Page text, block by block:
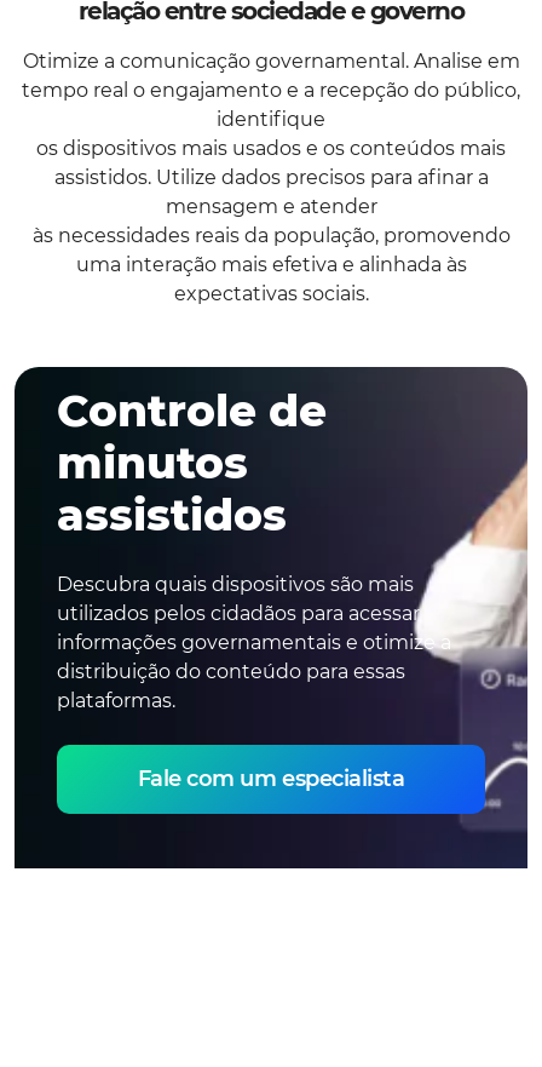
relação entre sociedade e governo
Otimize a comunicação governamental. Analise em
tempo real o engajamento e a recepção do público,
identifique
os dispositivos mais usados e os conteúdos mais
assistidos. Utilize dados precisos para afinar a
mensagem e atender
às necessidades reais da população, promovendo
uma interação mais efetiva e alinhada às
expectativas sociais.
Controle de
minutos
assistidos
Descubra quais dispositivos são mais
utilizados pelos cidadãos para acessar
informações governamentais e otimize a
distribuição do conteúdo para essas
plataformas.
Fale com um especialista